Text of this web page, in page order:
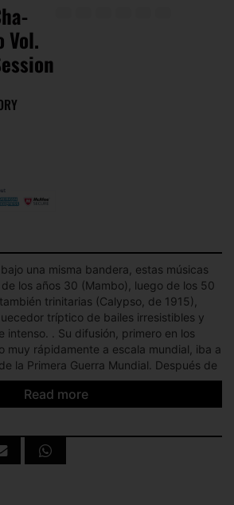
Vol.
una misma bandera, estas músicas
los años 30 (Mambo), luego de los 50
trinitarias (Calypso, de 1915),
tríptico de bailes irresistibles y
intenso. . Su difusión, primero en los
muy rápidamente a escala mundial, iba a
la Primera Guerra Mundial. Después de
un panel de intérpretes femeninas,
del estilo en una segunda parte, y
que tienen con el blues; El Vidocq ahora
huellas de Mambo, Cha Cha Cha y
Read more